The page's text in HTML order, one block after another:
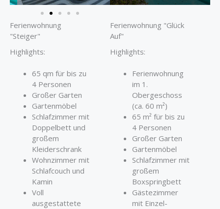
Ferienwohnung
"Steiger"
Highlights:
65 qm für bis zu
4 Personen
Großer Garten
Gartenmöbel
Schlafzimmer mit
Doppelbett und
großem
Kleiderschrank
Wohnzimmer mit
Schlafcouch und
Kamin
Voll
ausgestattete
Ferienwohnung "Glück
Auf"
Highlights:
Ferienwohnung
im 1.
Obergeschoss
(ca. 60 m²)
65 m² für bis zu
4 Personen
Großer Garten
Gartenmöbel
Schlafzimmer mit
großem
Boxspringbett
Gästezimmer
mit Einzel-